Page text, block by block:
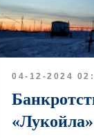
04-12-2024
«Лукойла»